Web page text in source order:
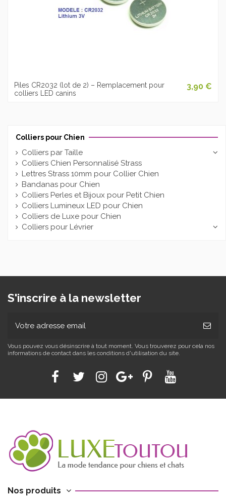
Piles CR2032 (lot de 2) – Remplacement pour
colliers LED canins
3,90 €
Colliers pour Chien
Colliers par Taille
Colliers Chien Personnalisé Strass
Lettres Strass 10mm pour Collier Chien
Bandanas pour Chien
Colliers Perles et Bijoux pour Petit Chien
Colliers Lumineux LED pour Chien
Colliers de Luxe pour Chien
Colliers pour Lévrier
S'inscrire à la newsletter
Vous pouvez vous désinscrire à tout moment. Vous trouverez pour cela nos
informations de contact dans les conditions d'utilisation du site.
Nos produits